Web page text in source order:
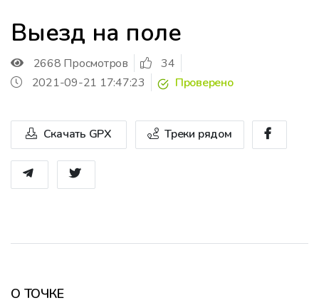
Выезд на поле
2668 Просмотров
34
2021-09-21 17:47:23
Проверено
Скачать GPX Треки рядом
О ТОЧКЕ